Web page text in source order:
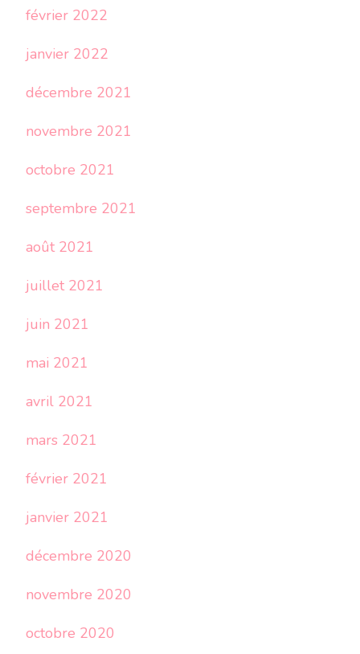
février 2022
janvier 2022
décembre 2021
novembre 2021
octobre 2021
septembre 2021
août 2021
juillet 2021
juin 2021
mai 2021
avril 2021
mars 2021
février 2021
janvier 2021
décembre 2020
novembre 2020
octobre 2020